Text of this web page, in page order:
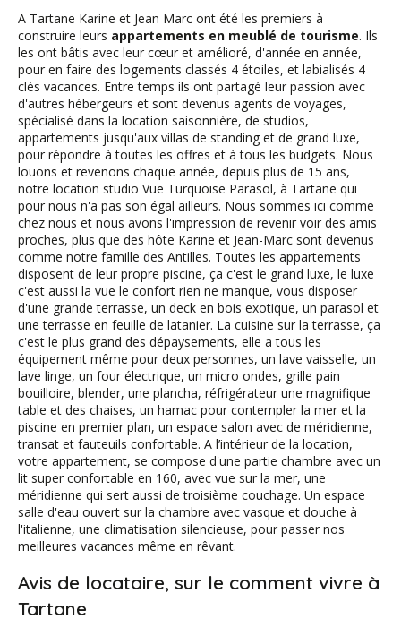
A Tartane Karine et Jean Marc ont été les premiers à
construire leurs appartements en meublé de tourisme. Ils
les ont bâtis avec leur cœur et amélioré, d'année en année,
pour en faire des logements classés 4 étoiles, et labialisés 4
clés vacances. Entre temps ils ont partagé leur passion avec
d'autres hébergeurs et sont devenus agents de voyages,
spécialisé dans la location saisonnière, de studios,
appartements jusqu'aux villas de standing et de grand luxe,
pour répondre à toutes les offres et à tous les budgets. Nous
louons et revenons chaque année, depuis plus de 15 ans,
notre location studio Vue Turquoise Parasol, à Tartane qui
pour nous n'a pas son égal ailleurs. Nous sommes ici comme
chez nous et nous avons l'impression de revenir voir des amis
proches, plus que des hôte Karine et Jean-Marc sont devenus
comme notre famille des Antilles. Toutes les appartements
disposent de leur propre piscine, ça c'est le grand luxe, le luxe
c'est aussi la vue le confort rien ne manque, vous disposer
d'une grande terrasse, un deck en bois exotique, un parasol et
une terrasse en feuille de latanier. La cuisine sur la terrasse, ça
c'est le plus grand des dépaysements, elle a tous les
équipement même pour deux personnes, un lave vaisselle, un
lave linge, un four électrique, un micro ondes, grille pain
bouilloire, blender, une plancha, réfrigérateur une magnifique
table et des chaises, un hamac pour contempler la mer et la
piscine en premier plan, un espace salon avec de méridienne,
transat et fauteuils confortable. A l’intérieur de la location,
votre appartement, se compose d'une partie chambre avec un
lit super confortable en 160, avec vue sur la mer, une
méridienne qui sert aussi de troisième couchage. Un espace
salle d'eau ouvert sur la chambre avec vasque et douche à
l'italienne, une climatisation silencieuse, pour passer nos
meilleures vacances même en rêvant.
Avis de locataire, sur le comment vivre à
Tartane